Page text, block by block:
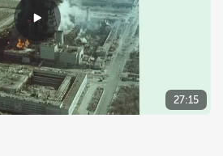
27:15